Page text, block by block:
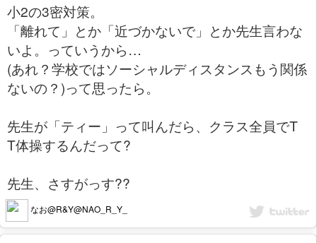
小2の3密対策。
「離れて」とか「近づかないで」とか先生言わな
いよ。っていうから…
(あれ？学校ではソーシャルディスタンスもう関係
ないの？)って思ったら。
先生が「ティー」って叫んだら、クラス全員でT
T体操するんだって?
先生、さすがっす??
なお@R&Y@NAO_R_Y_